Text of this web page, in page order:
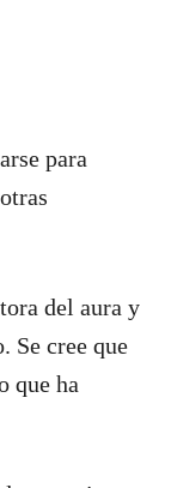
para
del aura y
Se cree que
que ha